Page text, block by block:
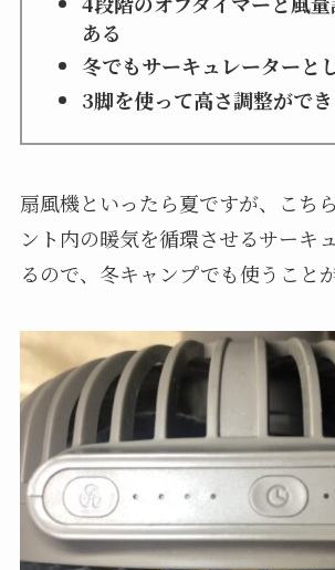
ある
冬でもサーキュレーターと
3脚を使って高さ調整ができ
扇風機といったら夏ですが、こち
ント内の暖気を循環させるサーキ
るので、冬キャンプでも使うこと